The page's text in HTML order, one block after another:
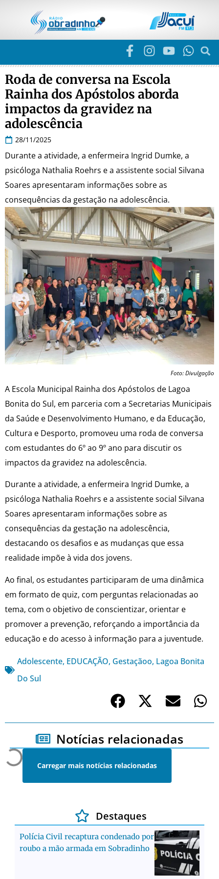
Roda de conversa na Escola
Rainha dos Apóstolos aborda
impactos da gravidez na
adolescência
28/11/2025
Durante a atividade, a enfermeira Ingrid Dumke, a
psicóloga Nathalia Roehrs e a assistente social Silvana
Soares apresentaram informações sobre as
consequências da gestação na adolescência.
Foto: Divulgação
A Escola Municipal Rainha dos Apóstolos de Lagoa
Bonita do Sul, em parceria com a Secretarias Municipais
da Saúde e Desenvolvimento Humano, e da Educação,
Cultura e Desporto, promoveu uma roda de conversa
com estudantes do 6º ao 9º ano para discutir os
impactos da gravidez na adolescência.
Durante a atividade, a enfermeira Ingrid Dumke, a
psicóloga Nathalia Roehrs e a assistente social Silvana
Soares apresentaram informações sobre as
consequências da gestação na adolescência,
destacando os desafios e as mudanças que essa
realidade impõe à vida dos jovens.
Ao final, os estudantes participaram de uma dinâmica
em formato de quiz, com perguntas relacionadas ao
tema, com o objetivo de conscientizar, orientar e
promover a prevenção, reforçando a importância da
educação e do acesso à informação para a juventude.
Adolescente, EDUCAÇÃO, Gestaçãoo, Lagoa Bonita
Do Sul
Notícias relacionadas
Carregar mais notícias relacionadas
Destaques
Polícia Civil recaptura condenado por
roubo a mão armada em Sobradinho